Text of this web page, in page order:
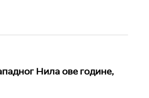
Нила ове године,